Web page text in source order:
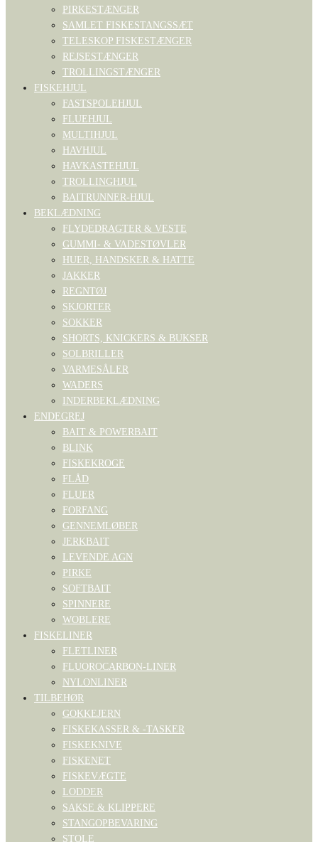
PIRKESTÆNGER
SAMLET FISKESTANGSSÆT
TELESKOP FISKESTÆNGER
REJSESTÆNGER
TROLLINGSTÆNGER
FISKEHJUL
FASTSPOLEHJUL
FLUEHJUL
MULTIHJUL
HAVHJUL
HAVKASTEHJUL
TROLLINGHJUL
BAITRUNNER-HJUL
BEKLÆDNING
FLYDEDRAGTER & VESTE
GUMMI- & VADESTØVLER
HUER, HANDSKER & HATTE
JAKKER
REGNTØJ
SKJORTER
SOKKER
SHORTS, KNICKERS & BUKSER
SOLBRILLER
VARMESÅLER
WADERS
INDERBEKLÆDNING
ENDEGREJ
BAIT & POWERBAIT
BLINK
FISKEKROGE
FLÅD
FLUER
FORFANG
GENNEMLØBER
JERKBAIT
LEVENDE AGN
PIRKE
SOFTBAIT
SPINNERE
WOBLERE
FISKELINER
FLETLINER
FLUOROCARBON-LINER
NYLONLINER
TILBEHØR
GOKKEJERN
FISKEKASSER & -TASKER
FISKEKNIVE
FISKENET
FISKEVÆGTE
LODDER
SAKSE & KLIPPERE
STANGOPBEVARING
STOLE